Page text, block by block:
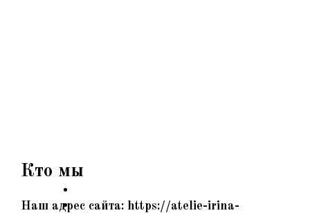
Кто мы
Наш адрес сайта: https://atelie-irina-